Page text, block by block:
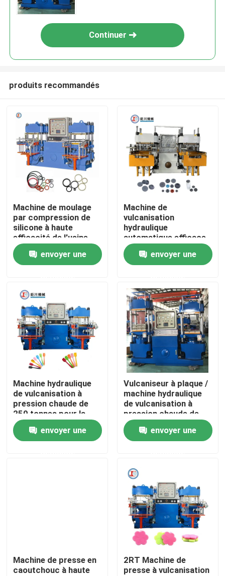
Produits
Vidéos
A propos de nous
Visite d'usine
Contrôle de la qualité
VR SHOW
Continuer
produits recommandés
Machine de moulage
par compression de
silicone à haute
efficacité de l'usine
chinoise
envoyer une
Machine de
vulcanisation
hydraulique
automatique efficace
pour la fabrication de
bouchons en
caoutchouc
envoyer une
Machine hydraulique
de vulcanisation à
pression chaude de
250 tonnes pour la
fabrication
d'ustensiles de cuisine
envoyer une
Vulcaniseur à plaque /
machine hydraulique
de vulcanisation à
pression chaude de
250 tonnes pour la
fabrication de
produits automobiles
envoyer une
Machine de presse en
caoutchouc à haute
2RT Machine de
presse à vulcanisation